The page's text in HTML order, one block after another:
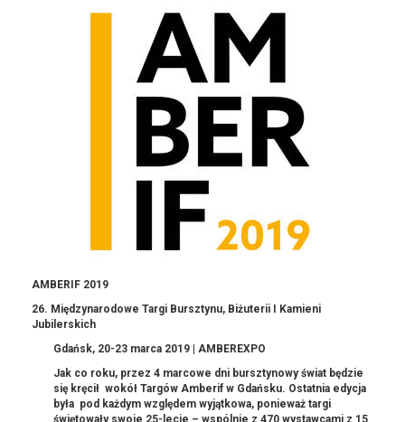
AMBERIF 2019
26. Międzynarodowe Targi Bursztynu, Biżuterii I Kamieni
Jubilerskich
Gdańsk, 20-23 marca 2019 | AMBEREXPO
Jak co roku, przez 4 marcowe dni bursztynowy świat będzie
się kręcił wokół Targów Amberif w Gdańsku. Ostatnia edycja
była pod każdym względem wyjątkowa, ponieważ targi
świętowały swoje 25-lecie – wspólnie z 470 wystawcami z 15